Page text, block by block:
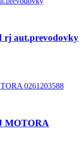
rj aut.prevodovky
MOTORA